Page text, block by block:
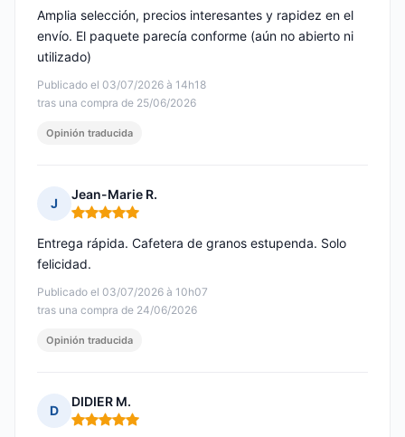
Publicado el 03/07/2026 à 14h18
tras una compra de 25/06/2026
Amplia selección, precios interesantes y rapidez en el
envío. El paquete parecía conforme (aún no abierto ni
utilizado)
Opinión traducida
J
Jean-Marie R.
Nota: 5 de 5
Publicado el 03/07/2026 à 10h07
tras una compra de 24/06/2026
Entrega rápida. Cafetera de granos estupenda. Solo
felicidad.
Opinión traducida
D
DIDIER M.
Nota: 5 de 5